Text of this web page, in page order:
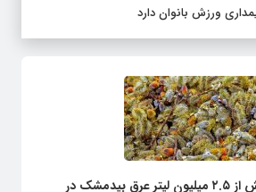
ورزش بانوان دارد
پیش بینی برداشت بیش از ۲.۵ میلیون لیتر عرق بیدمشک در